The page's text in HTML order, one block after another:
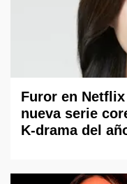
Furor en
nueva serie
K-drama del